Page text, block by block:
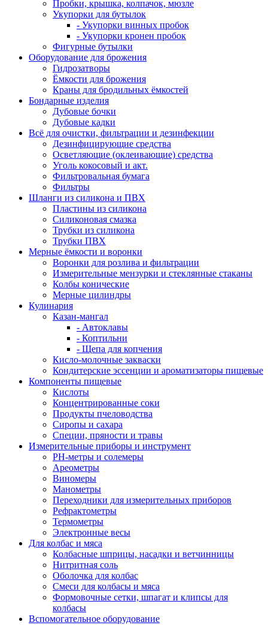
Пробки, крышка, колпачок, мюзле
Укупорки для бутылок
- Укупорки винных пробок
- Укупорки кронен пробок
Фигурные бутылки
Оборудование для брожения
Гидрозатворы
Ёмкости для брожения
Краны для бродильных ёмкостей
Бондарные изделия
Дубовые бочки
Дубовые кадки
Всё для очистки, фильтрации и дезинфекции
Дезинфицирующие средства
Осветляющие (оклеивающие) средства
Уголь кокосовый и акт.
Фильтровальная бумага
Фильтры
Шланги из силикона и ПВХ
Пластины из силикона
Силиконовая смазка
Трубки из силикона
Трубки ПВХ
Мерные ёмкости и воронки
Воронки для розлива и фильтрации
Измерительные мензурки и стеклянные стаканы
Колбы конические
Мерные цилиндры
Кулинария
Казан-мангал
- Автоклавы
- Коптильни
- Щепа для копчения
Кисло-молочные закваски
Кондитерские эссенции и ароматизаторы пищевые
Компоненты пищевые
Кислоты
Концентрированные соки
Продукты пчеловодства
Сиропы и сахара
Специи, пряности и травы
Измерительные приборы и инструмент
PH-метры и солемеры
Ареометры
Виномеры
Манометры
Переходники для измерительных приборов
Рефрактометры
Термометры
Электронные весы
Для колбас и мяса
Колбасные шприцы, насадки и ветчинницы
Нитритная соль
Оболочка для колбас
Смеси для колбасы и мяса
Формовочные сетки, шпагат и клипсы для
колбасы
Вспомогательное оборудование